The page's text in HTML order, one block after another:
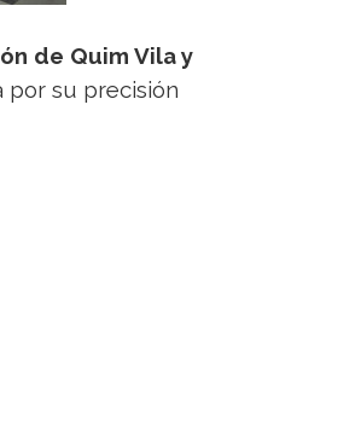
de Quim Vila y
por su precisión